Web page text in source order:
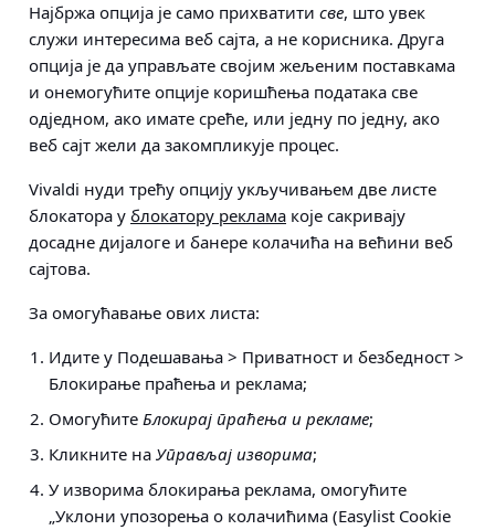
Најбржа опција је само прихватити све, што увек
служи интересима веб сајта, а не корисника. Друга
опција је да управљате својим жељеним поставкама
и онемогућите опције коришћења података све
одједном, ако имате среће, или једну по једну, ако
веб сајт жели да закомпликује процес.
Vivaldi нуди трећу опцију укључивањем две листе
блокатора у блокатору реклама које сакривају
досадне дијалоге и банере колачића на већини веб
сајтова.
За омогућавање ових листа:
Идите у Подешавања > Приватност и безбедност >
Блокирање праћења и реклама;
Омогућите Блокирај праћења и рекламе;
Кликните на Управљај изворима;
У изворима блокирања реклама, омогућите
„Уклони упозорења о колачићима (Easylist Cookie